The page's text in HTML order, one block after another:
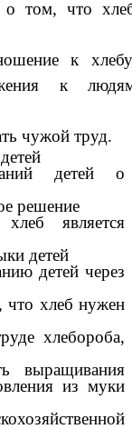
о том, что
к
к
чужой труд.
детей о
решение
является
детей
детей через
что хлеб нужен
хлебороба,
выращивания
из муки